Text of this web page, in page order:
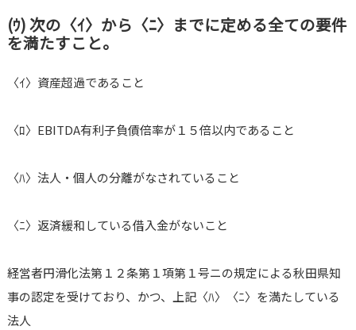
(ｳ) 次の〈ｲ〉から〈ﾆ〉までに定める全ての要件
を満たすこと。
〈ｲ〉資産超過であること
〈ﾛ〉EBITDA有利子負債倍率が１５倍以内であること
〈ﾊ〉法人・個人の分離がなされていること
〈ﾆ〉返済緩和している借入金がないこと
経営者円滑化法第１２条第１項第１号ニの規定による秋田県知
事の認定を受けており、かつ、上記〈ﾊ〉〈ﾆ〉を満たしている
法人